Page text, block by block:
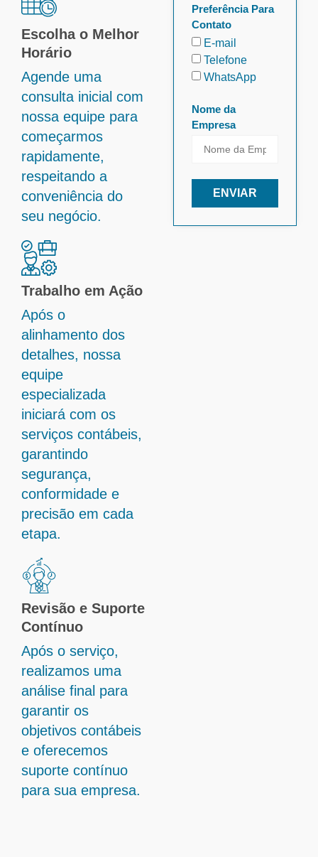
Escolha o Melhor
Horário
Agende uma
consulta inicial com
nossa equipe para
começarmos
rapidamente,
respeitando a
conveniência do
seu negócio.
Trabalho em Ação
Após o
alinhamento dos
detalhes, nossa
equipe
especializada
iniciará com os
serviços contábeis,
garantindo
segurança,
conformidade e
precisão em cada
etapa.
Revisão e Suporte
Contínuo
Após o serviço,
realizamos uma
análise final para
garantir os
objetivos contábeis
e oferecemos
suporte contínuo
para sua empresa.
Preferência Para
Contato
E-mail
Telefone
WhatsApp
Nome da
Empresa
ENVIAR